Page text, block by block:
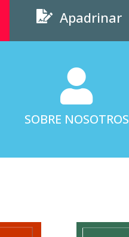
 Apadrinar

SOBRE NOSOTROS